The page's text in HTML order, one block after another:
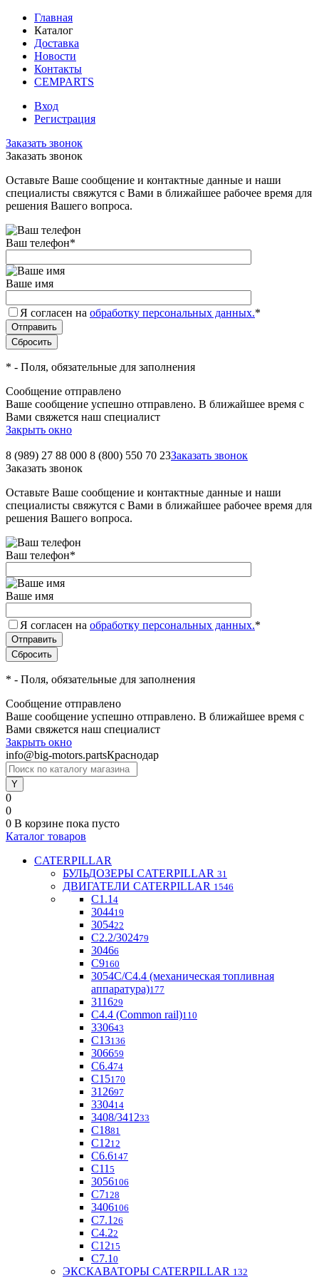
Главная
Каталог
Доставка
Новости
Контакты
CEMPARTS
Вход
Регистрация
Заказать звонок
Заказать звонок
Оставьте Ваше сообщение и контактные данные и наши
специалисты свяжутся с Вами в ближайшее рабочее время для
решения Вашего вопроса.
Ваш телефон*
Ваше имя
Я согласен на обработку персональных данных.*
* - Поля, обязательные для заполнения
Сообщение отправлено
Ваше сообщение успешно отправлено. В ближайшее время с
Вами свяжется наш специалист
Закрыть окно
8 (989) 27 88 000 8 (800) 550 70 23Заказать звонок
Заказать звонок
Оставьте Ваше сообщение и контактные данные и наши
специалисты свяжутся с Вами в ближайшее рабочее время для
решения Вашего вопроса.
Ваш телефон*
Ваше имя
Я согласен на обработку персональных данных.*
* - Поля, обязательные для заполнения
Сообщение отправлено
Ваше сообщение успешно отправлено. В ближайшее время с
Вами свяжется наш специалист
Закрыть окно
info@big-motors.partsКраснодар
0
0
0 В корзине пока пусто
Каталог товаров
CATERPILLAR
БУЛЬДОЗЕРЫ CATERPILLAR 31
ДВИГАТЕЛИ CATERPILLAR 1546
C1.1 4
304419
305422
С2.2/302479
30466
С9160
3054С/С4.4 (механическая топливная
аппаратура)177
311629
С4.4 (Common rail)110
330643
С13136
306659
С6.474
С15170
312697
330414
3408/341233
С1881
C1212
С6.6147
C11 5
3056106
С7128
3406106
C7.1 26
C4.22
С1215
С7.1 0
ЭКСКАВАТОРЫ CATERPILLAR 132